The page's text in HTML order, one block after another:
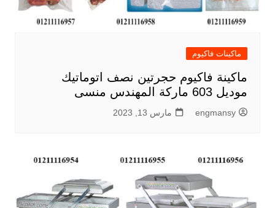
ماكينات فاكيوم
ماكينة فاكيوم حجرتين نصف اتوماتيك
موديل 603 ماركة المهندس منسى
engmansy مارس 13, 2023